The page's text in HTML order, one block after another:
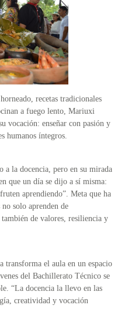
recetas tradicionales
a fuego lento, Mariuxi
vocación: enseñar con pasión y
humanos íntegros.
a la docencia, pero en su mirada
que un día se dijo a sí misma:
aprendiendo”. Meta que ha
solo aprenden de
de valores, resiliencia y
el aula en un espacio
del Bachillerato Técnico se
“La docencia la llevo en las
creatividad y vocación